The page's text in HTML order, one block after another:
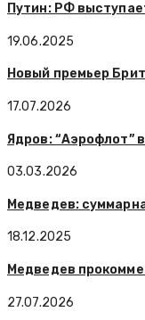
Путин: РФ
19.06.2025
Новый премьер
17.07.2026
Ядров: “Аэрофлот”
03.03.2026
Медведев:
18.12.2025
Медведев
27.07.2026